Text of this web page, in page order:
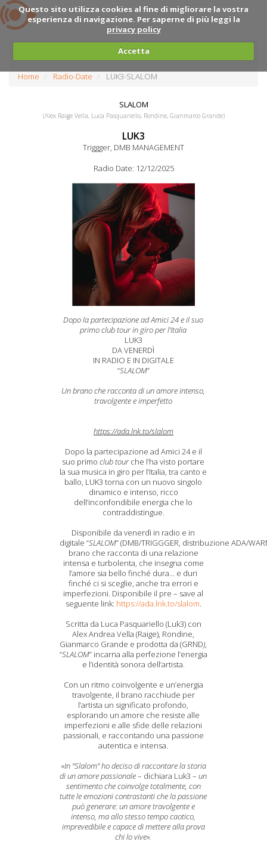
Questo sito utilizza cookies al fine di migliorare la vostra
esperienza di navigazione. Per saperne di più leggi la
privacy policy
Accetta
Home Radio-Date LUK3-SLALOM
SLALOM
(Alex Raige Vella, Luca Pasquariello, Rondine, Gianmarco Grande)
LUK3
Triggger, DMB MANAGEMENT
Radio Date: 12/12/2025
Dopo la partecipazione ad Amici 24 e il suo
primo club tour in giro per l’Italia
LUK3
DA VENERDÌ
IN RADIO E IN DIGITALE
“SLALOM”
Un brano che racconta di un amore intenso,
travolgente e imperfetto
https://ada.lnk.to/slalom
Dopo la partecipazione ad Amici 24 e il
suo primoclub tourche l’ha visto portare
la sua musica in giro per l’Italia, tra canto e
ballo, LUK3 torna con un nuovo singolo
dinamico e intenso, ricco
dell’inconfondibile energia che lo
contraddistingue.
Disponibile da venerdì in radio e in
digitale “SLALOM” (DMB/TRIGGGER, distribuzione ADA/
brano che racconta di una relazione
intensa e turbolenta, che insegna come
l’amore sia bello finché dura… e duri
finché ci si sceglie, anche tra errori e
imperfezioni. Disponibile il pre – save al
seguente link: https://ada.lnk.to/slalom.
Scritta da Luca Pasquariello (Luk3) con
Alex Andrea Vella (Raige), Rondine,
Gianmarco Grande e prodotta da (GRND),
“SLALOM” incarna alla perfezione l’energia
e l’identità sonora dell’artista.
Con un ritmo coinvolgente e un’energia
travolgente, il brano racchiude per
l’artista un significato profondo,
esplorando un amore che resiste alle
imperfezioni e alle sfide delle relazioni
passionali, e raccontando una passione
autentica e intensa.
«In “Slalom” ho deciso di raccontare la storia
di un amore passionale– dichiara Luk3 – un
sentimento che coinvolge totalmente, con
tutte le emozioni contrastanti che la passione
può generare: un amore travolgente e
intenso, ma allo stesso tempo caotico,
imprevedibile e capace di mettere alla prova
chi lo vive».